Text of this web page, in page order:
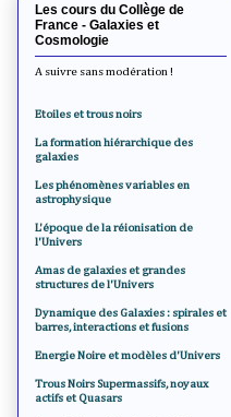
Les cours du Collège de
France - Galaxies et
Cosmologie
A suivre sans modération !
Etoiles et trous noirs
La formation hiérarchique des
galaxies
Les phénomènes variables en
astrophysique
L'époque de la réionisation de
l'Univers
Amas de galaxies et grandes
structures de l'Univers
Dynamique des Galaxies : spirales et
barres, interactions et fusions
Energie Noire et modèles d'Univers
Trous Noirs Supermassifs, noyaux
actifs et Quasars